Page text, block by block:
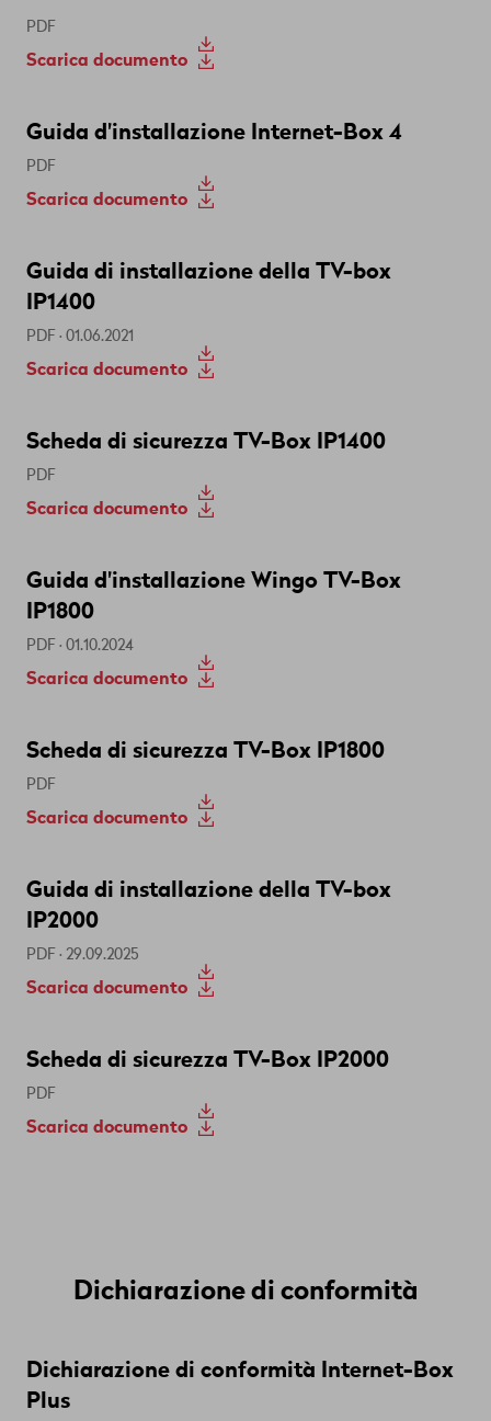
PDF
Scarica documento
Guida d'installazione Internet-Box 4
PDF
Scarica documento
Guida di installazione della TV-box
IP1400
PDF · 01.06.2021
Scarica documento
Scheda di sicurezza TV-Box IP1400
PDF
Scarica documento
Guida d'installazione Wingo TV-Box
IP1800
PDF · 01.10.2024
Scarica documento
Scheda di sicurezza TV-Box IP1800
PDF
Scarica documento
Guida di installazione della TV-box
IP2000
PDF · 29.09.2025
Scarica documento
Scheda di sicurezza TV-Box IP2000
PDF
Scarica documento
Dichiarazione di conformità
Dichiarazione di conformità Internet-Box
Plus